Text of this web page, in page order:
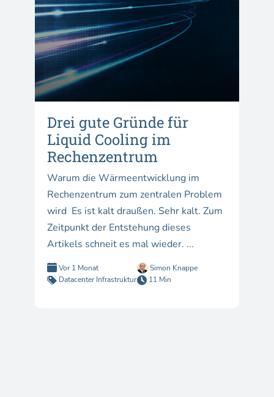
Drei gute Gründe für
Liquid Cooling im
Rechenzentrum
Warum die Wärmeentwicklung im
Rechenzentrum zum zentralen Problem
wird Es ist kalt draußen. Sehr kalt. Zum
Zeitpunkt der Entstehung dieses
Artikels schneit es mal wieder. ...
Vor 1 Monat
Simon Knappe
Datacenter Infrastruktur
11 Min